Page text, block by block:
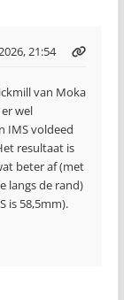
21:54
van Moka
wel
IMS voldeed
resultaat is
beter af (met
langs de rand)
is 58,5mm).